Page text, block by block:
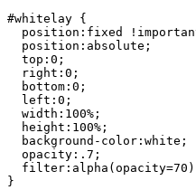
#whitelay {
position:fixed
  position:absolute;
  top:0;
  right:0;
  bottom:0;
  left:0;
  width:100%;
  height:100%;
  background-color:white;
  opacity:.7;
}